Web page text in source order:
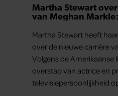
Martha Stewart
van Meghan
Martha Stewart heeft
over de nieuwe carrière
Volgens de Amerikaanse
overstap van actrice en
televisiepersoonlijkheid